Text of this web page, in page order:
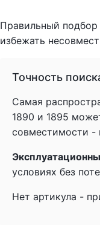
Правильный подбор
избежать
Точность
Самая
1890 и 1895
совместимости -
условиях без
Нет артикула -